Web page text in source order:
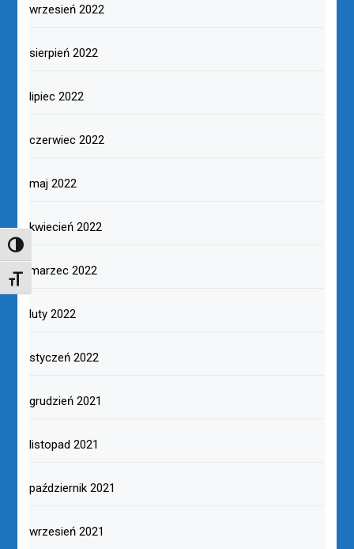
TOGGLE HIGH CONTRAST
TOGGLE FONT SIZE
wrzesień 2022
sierpień 2022
lipiec 2022
czerwiec 2022
maj 2022
kwiecień 2022
marzec 2022
luty 2022
styczeń 2022
grudzień 2021
listopad 2021
październik 2021
wrzesień 2021